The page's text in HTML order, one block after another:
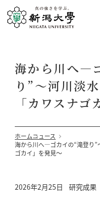
海から川へ―
り”〜河川淡
「カワスナ
ホームニュース
海から川へ―ゴカイの“滝登り”
ゴカイ」を発見〜
2026年2月25日 研究成果